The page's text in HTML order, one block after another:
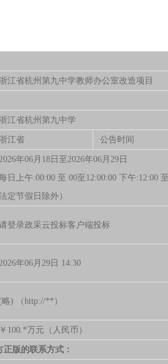
江省杭州第九中学教师办公室改造项目
江省杭州第九中学
江省 公告时间
年06月18日至2026年06月29日
日上午:00:00 至 00至12:00:00 下午:12:00
定节假日除外）
登录政采云投标客户端投标
年06月29日 14:30
略) （http://**）
￥100.*万元（人民币）
版的联系方式：